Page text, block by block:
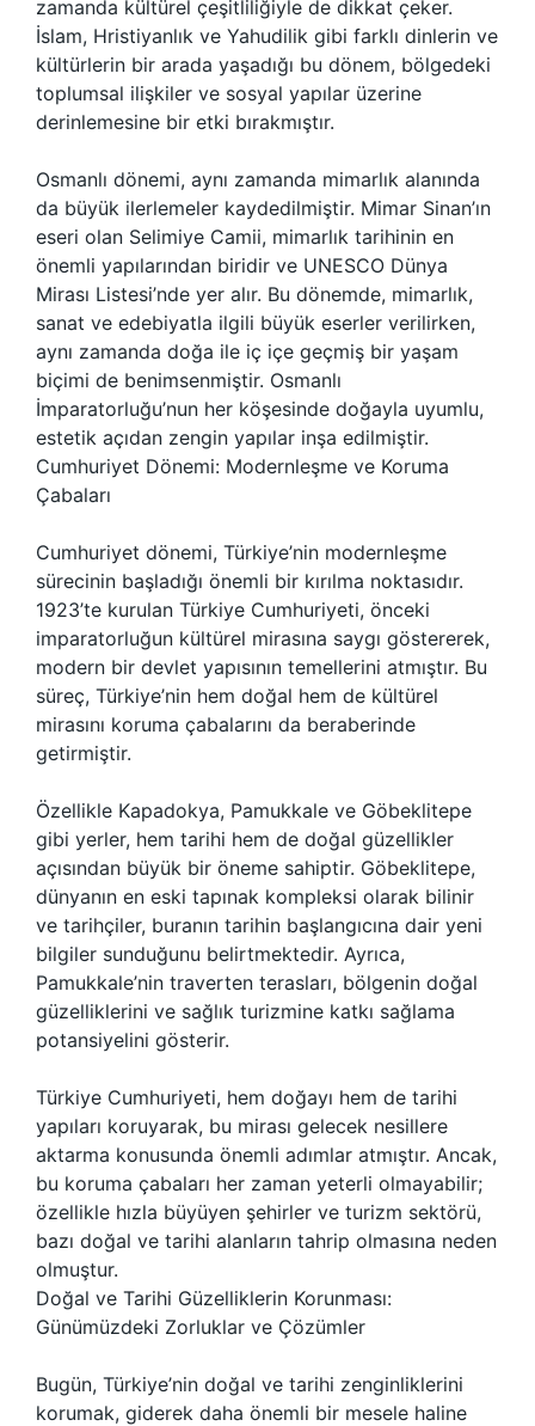
zamanda kültürel çeşitliliğiyle de dikkat çeker.
İslam, Hristiyanlık ve Yahudilik gibi farklı dinlerin ve
kültürlerin bir arada yaşadığı bu dönem, bölgedeki
toplumsal ilişkiler ve sosyal yapılar üzerine
derinlemesine bir etki bırakmıştır.
Osmanlı dönemi, aynı zamanda mimarlık alanında
da büyük ilerlemeler kaydedilmiştir. Mimar Sinan’ın
eseri olan Selimiye Camii, mimarlık tarihinin en
önemli yapılarından biridir ve UNESCO Dünya
Mirası Listesi’nde yer alır. Bu dönemde, mimarlık,
sanat ve edebiyatla ilgili büyük eserler verilirken,
aynı zamanda doğa ile iç içe geçmiş bir yaşam
biçimi de benimsenmiştir. Osmanlı
İmparatorluğu’nun her köşesinde doğayla uyumlu,
estetik açıdan zengin yapılar inşa edilmiştir.
Cumhuriyet Dönemi: Modernleşme ve Koruma
Çabaları
Cumhuriyet dönemi, Türkiye’nin modernleşme
sürecinin başladığı önemli bir kırılma noktasıdır.
1923’te kurulan Türkiye Cumhuriyeti, önceki
imparatorluğun kültürel mirasına saygı göstererek,
modern bir devlet yapısının temellerini atmıştır. Bu
süreç, Türkiye’nin hem doğal hem de kültürel
mirasını koruma çabalarını da beraberinde
getirmiştir.
Özellikle Kapadokya, Pamukkale ve Göbeklitepe
gibi yerler, hem tarihi hem de doğal güzellikler
açısından büyük bir öneme sahiptir. Göbeklitepe,
dünyanın en eski tapınak kompleksi olarak bilinir
ve tarihçiler, buranın tarihin başlangıcına dair yeni
bilgiler sunduğunu belirtmektedir. Ayrıca,
Pamukkale’nin traverten terasları, bölgenin doğal
güzelliklerini ve sağlık turizmine katkı sağlama
potansiyelini gösterir.
Türkiye Cumhuriyeti, hem doğayı hem de tarihi
yapıları koruyarak, bu mirası gelecek nesillere
aktarma konusunda önemli adımlar atmıştır. Ancak,
bu koruma çabaları her zaman yeterli olmayabilir;
özellikle hızla büyüyen şehirler ve turizm sektörü,
bazı doğal ve tarihi alanların tahrip olmasına neden
olmuştur.
Doğal ve Tarihi Güzelliklerin Korunması:
Günümüzdeki Zorluklar ve Çözümler
Bugün, Türkiye’nin doğal ve tarihi zenginliklerini
korumak, giderek daha önemli bir mesele haline